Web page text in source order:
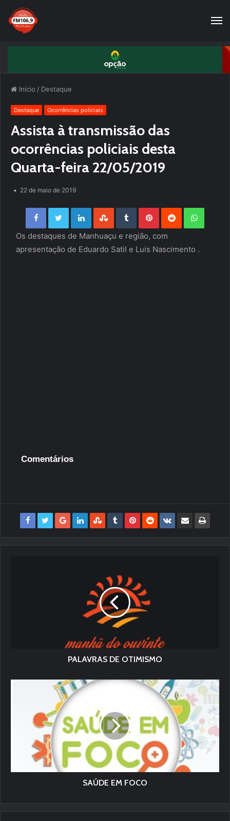
Início / Destaque
Destaque Ocorrências policiais
Assista à transmissão das
ocorrências policiais desta
Quarta-feira 22/05/2019
22 de maio de 2019
Facebook Twitter LinkedIn StumbleUpon Tumblr Pinterest Reddit
Os destaques de Manhuaçu e região, com
apresentação de Eduardo Satil e Luis Nascimento .
Comentários
PALAVRAS DE OTIMISMO
SAÚDE EM FOCO